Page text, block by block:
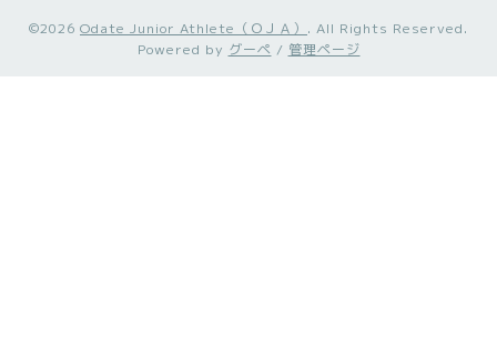
©2026 Odate Junior Athlete（ＯＪＡ） . All Rights Reserved.
Powered by グーペ / 管理ページ